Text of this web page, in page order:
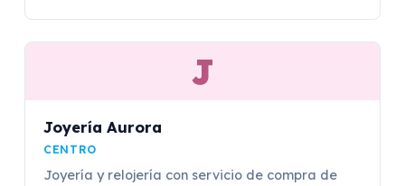
J
Joyería Aurora
CENTRO
Joyería y relojería con servicio de compra de